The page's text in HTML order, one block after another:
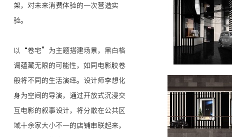
架，对未来消费体验的一次营造实
验。
以“卷宅”为主题搭建场景，黑白格
调蕴藏无限的可能性，如同电影胶卷
般将不同的生活演绎。设计师李想化
身为空间的导演，通过开放式沉浸交
互电影的叙事设计，将分散在公共区
域十余家大小不一的店铺串联起来，